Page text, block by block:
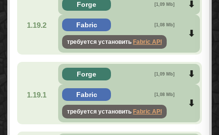
1.19.2
Forge [1,09 Mb]
Fabric [1,08 Mb]
требуется установить Fabric API
1.19.1
Forge [1,09 Mb]
Fabric [1,08 Mb]
требуется установить Fabric API